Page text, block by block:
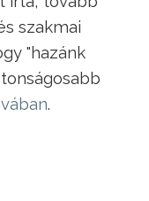
szakmai
"hazánk
.